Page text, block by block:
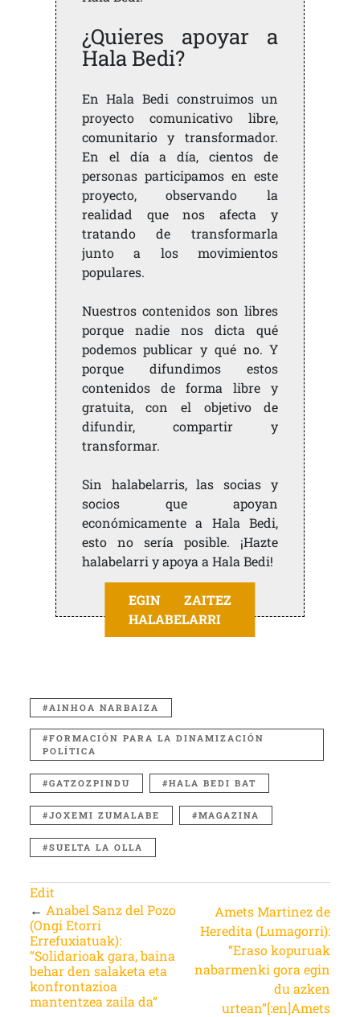
¿Quieres apoyar a
Hala Bedi?
En Hala Bedi construimos un
proyecto comunicativo libre,
comunitario y transformador.
En el día a día, cientos de
personas participamos en este
proyecto, observando la
realidad que nos afecta y
tratando de transformarla
junto a los movimientos
populares.
Nuestros contenidos son libres
porque nadie nos dicta qué
podemos publicar y qué no. Y
porque difundimos estos
contenidos de forma libre y
gratuita, con el objetivo de
difundir, compartir y
transformar.
Sin halabelarris, las socias y
socios que apoyan
económicamente a Hala Bedi,
esto no sería posible. ¡Hazte
halabelarri y apoya a Hala Bedi!
EGIN ZAITEZ
HALABELARRI
AINHOA NARBAIZA
FORMACIÓN PARA LA DINAMIZACIÓN
POLÍTICA
GATZOZPINDU HALA BEDI BAT
JOXEMI ZUMALABE MAGAZINA
SUELTA LA OLLA
Edit
← Anabel Sanz del Pozo
(Ongi Etorri
Errefuxiatuak):
“Solidarioak gara, baina
behar den salaketa eta
konfrontazioa
mantentzea zaila da”
Amets Martinez de
Heredita (Lumagorri):
“Eraso kopuruak
nabarmenki gora egin
du azken
urtean”[:en]Amets